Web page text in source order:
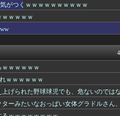
ピンオフ作品の撮影...
ｗ
妹
'F...
ラ
は
理会社から厳重注意され...
キ
うｗｗ⇒（※画像あり）
う
ガ
ｗｗ
不
がつくｗｗｗｗｗｗｗｗｗｗ
ｗｗｗｗ
ｗｗｗｗｗｗ
ｗｗｗｗｗｗ
げられた野球球児でも、危ないのではな
ーみたいなおっぱい女体グラドルさん